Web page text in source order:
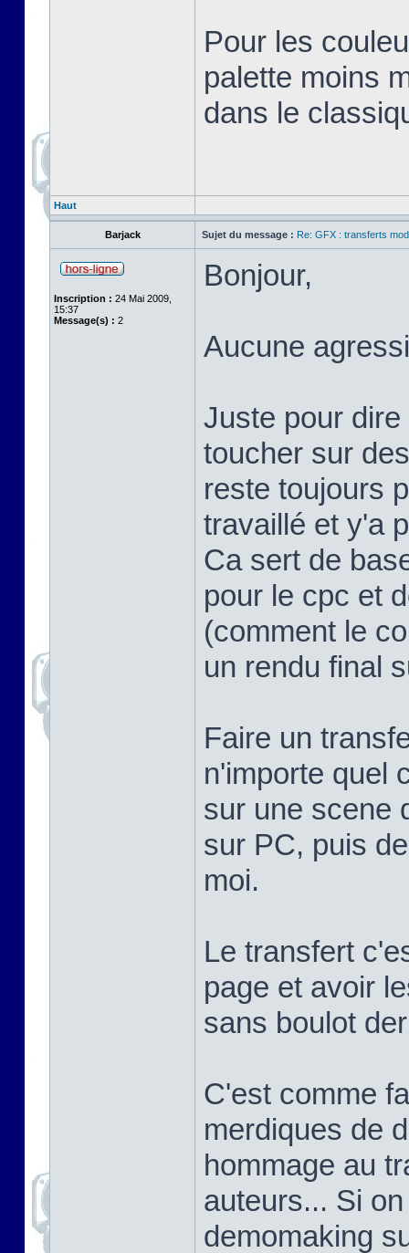
Pour les
palette moins
dans le
Haut
Barjack Sujet du message : Re: GFX : transferts
Inscription : 24 Mai 2009,
15:37
Message(s) : 2
Bonjour,
Aucune
Juste pour
toucher sur
reste toujours
travaillé et y'a
Ca sert de
pour le cpc et
(comment le
un rendu final
Faire un
n'importe quel
sur une scene
sur PC, puis
moi.
Le transfert
page et avoir
sans boulot
C'est comme
merdiques de
hommage au
auteurs... Si
demomaking